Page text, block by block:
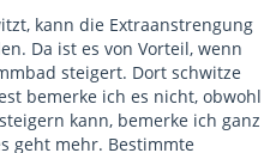
kann die Extraanstrengung
Da ist es von Vorteil, wenn
steigert. Dort schwitze
bemerke ich es nicht, obwohl
kann, bemerke ich ganz
geht mehr. Bestimmte